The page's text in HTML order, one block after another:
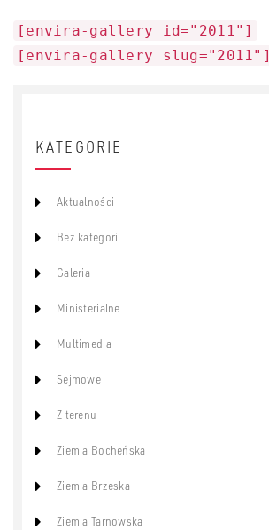
[envira-gallery id="2011"]
[envira-gallery slug="2011"]
KATEGORIE
Aktualności
Bez kategorii
Galeria
Ministerialne
Multimedia
Sejmowe
Z terenu
Ziemia Bocheńska
Ziemia Brzeska
Ziemia Tarnowska